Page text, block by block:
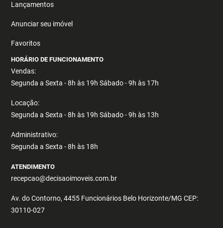
Lançamentos
Anunciar seu imóvel
Favoritos
HORÁRIO DE FUNCIONAMENTO
Vendas:
Segunda a Sexta - 8h às 19h Sábado - 9h às 17h
Locação:
Segunda a Sexta - 8h às 19h Sábado - 9h às 13h
Administrativo:
Segunda a Sexta - 8h às 18h
ATENDIMENTO
recepcao@decisaoimoveis.com.br
Av. do Contorno, 4455 Funcionários Belo Horizonte/MG CEP:
30110-027